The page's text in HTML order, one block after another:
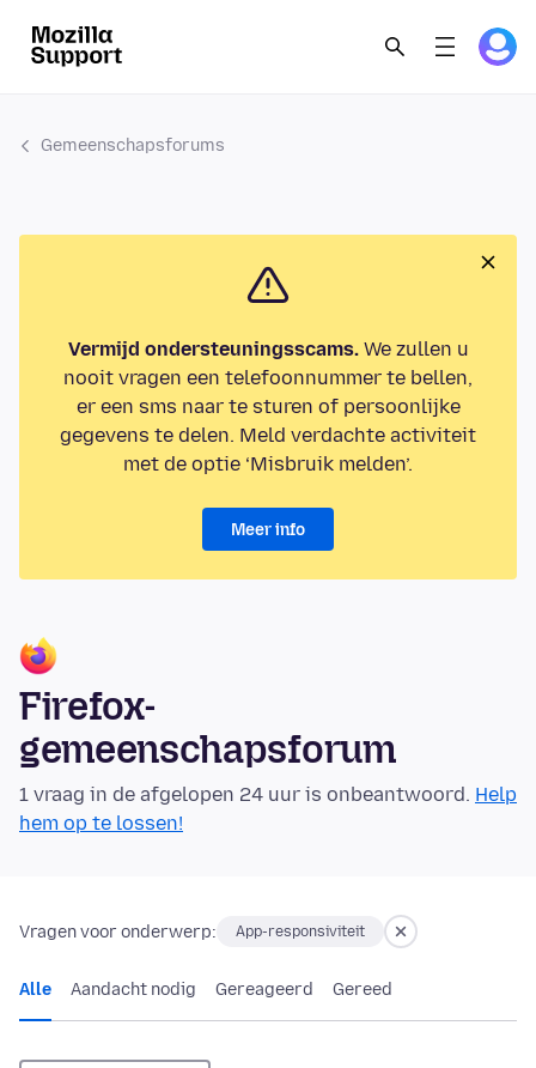
Gemeenschapsforums
Vermijd ondersteuningsscams.We zullen u
nooit vragen een telefoonnummer te bellen,
er een sms naar te sturen of persoonlijke
gegevens te delen. Meld verdachte activiteit
met de optie ‘Misbruik melden’.
Meer info
Firefox-
gemeenschapsforum
1 vraag in de afgelopen 24 uur is onbeantwoord. Help
hem op te lossen!
Vragen voor onderwerp: App-responsiviteit
Alle Aandacht nodig Gereageerd Gereed